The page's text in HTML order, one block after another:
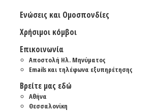
Ενώσεις και Ομοσπονδίες
Χρήσιμοι κόμβοι
Επικοινωνία
Αποστολή Ηλ. Μηνύματος
Emails και τηλέφωνα εξυπηρέτησης
Βρείτε μας εδώ
Αθήνα
Θεσσαλονίκη